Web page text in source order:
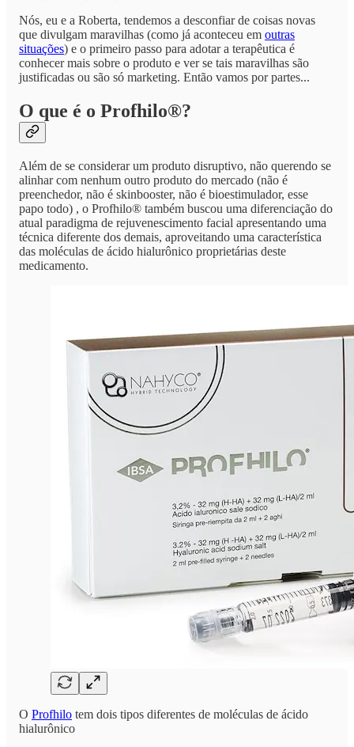
Nós, eu e a Roberta, tendemos a desconfiar de coisas novas
que divulgam maravilhas (como já aconteceu em outras
situações) e o primeiro passo para adotar a terapêutica é
conhecer mais sobre o produto e ver se tais maravilhas são
justificadas ou são só marketing. Então vamos por partes...
O que é o Profhilo®?
Além de se considerar um produto disruptivo, não querendo se
alinhar com nenhum outro produto do mercado (não é
preenchedor, não é skinbooster, não é bioestimulador, esse
papo todo) , o Profhilo® também buscou uma diferenciação do
atual paradigma de rejuvenescimento facial apresentando uma
técnica diferente dos demais, aproveitando uma característica
das moléculas de ácido hialurônico proprietárias deste
medicamento.
O Profhilo tem dois tipos diferentes de moléculas de ácido
hialurônico